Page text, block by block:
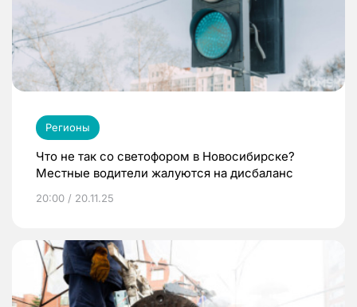
Регионы
Что не так со светофором в Новосибирске?
Местные водители жалуются на дисбаланс
20:00 / 20.11.25